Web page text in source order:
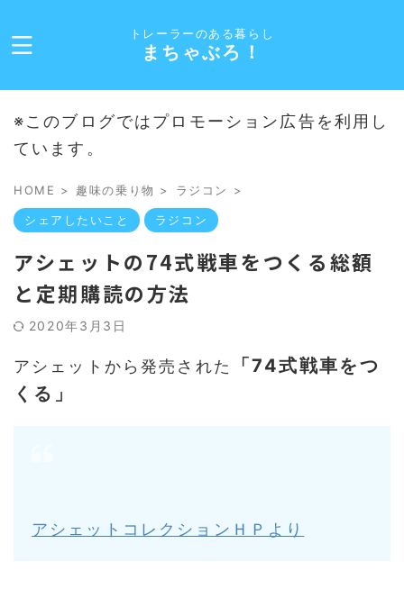
トレーラーのある暮らし
まちゃぶろ！
※このブログではプロモーション広告を利用し
ています。
HOME > 趣味の乗り物 > ラジコン >
シェアしたいこと ラジコン
アシェットの74式戦車をつくる総額
と定期購読の方法
2020年3月3日
アシェットから発売された
「74式戦車をつ
くる」
アシェットコレクションＨＰより